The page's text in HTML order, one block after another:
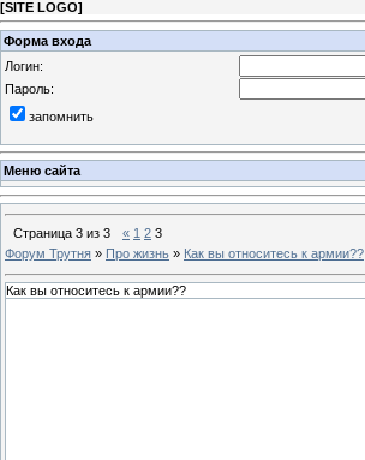
[SITE LOGO]
Форма входа
Логин:
Пароль:
запомнить
Меню сайта
Страница 3 из 3 « 1 2 3
Форум Трутня » Про жизнь » Как вы относитесь к армии??
Как вы относитесь к армии??